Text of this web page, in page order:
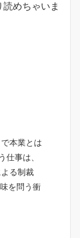
めちゃいま
本業とは
仕事は、
る制裁
を問う衝